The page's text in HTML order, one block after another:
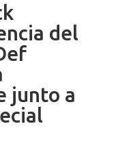
del
junto a